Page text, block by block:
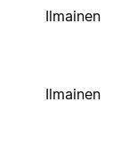
Ilmainen
Ilmainen